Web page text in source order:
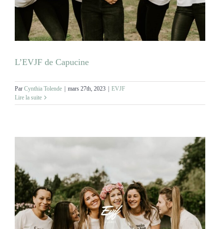
NOS ACTIVITES
CGV
L’EVJF de Capucine
Par Cynthia Tolende | mars 27th, 2023 | EVJF
Lire la suite